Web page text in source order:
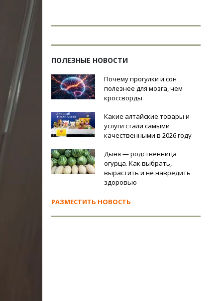
ПОЛЕЗНЫЕ НОВОСТИ
Почему прогулки и сон
полезнее для мозга, чем
кроссворды
Какие алтайские товары и
услуги стали самыми
качественными в 2026 году
Дыня — родственница
огурца. Как выбрать,
вырастить и не навредить
здоровью
РАЗМЕСТИТЬ НОВОСТЬ